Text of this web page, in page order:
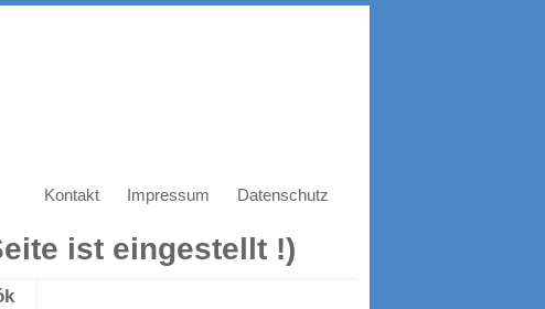
Kontakt Impressum Datenschutz
ist eingestellt !)